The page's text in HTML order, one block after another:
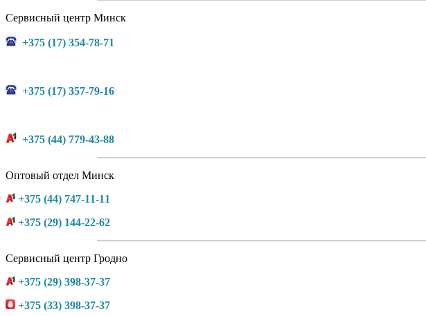
Сервисный центр Минск
+375 (17) 354-78-71
+375 (17) 357-79-16
+375 (44) 779-43-88
Оптовый отдел Минск
+375 (44) 747-11-11
+375 (29) 144-22-62
Сервисный центр Гродно
+375 (29) 398-37-37
+375 (33) 398-37-37